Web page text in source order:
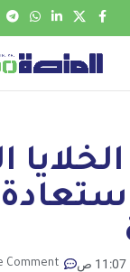
11:07 ص Comment